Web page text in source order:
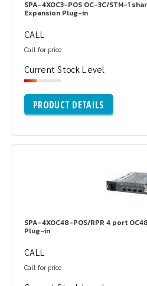
SPA-4XOC3-POS OC-3C/STM-1
Expansion Plug-in
CALL
Call for price
Current Stock Level
PRODUCT DETAILS
SPA-4XOC48-POS/RPR 4 port
Plug-in
CALL
Call for price